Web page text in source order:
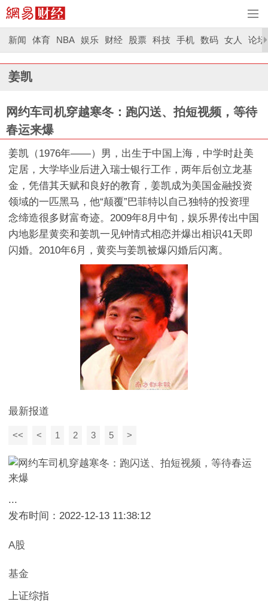
新闻 体育 NBA 娱乐 财经 股票 科技 手机 数码 女人 论坛
姜凯
网约车司机穿越寒冬：跑闪送、拍短视频，等待
春运来爆
姜凯（1976年——）男，出生于中国上海，中学时赴美
定居，大学毕业后进入瑞士银行工作，两年后创立龙基
金，凭借其天赋和良好的教育，姜凯成为美国金融投资
领域的一匹黑马，他“颠覆”巴菲特以自己独特的投资理
念缔造很多财富奇迹。2009年8月中旬，娱乐界传出中国
内地影星黄奕和姜凯一见钟情式相恋并爆出相识41天即
闪婚。2010年6月，黄奕与姜凯被爆闪婚后闪离。
最新报道
<< < 1 2 3 5 >
...
发布时间：2022-12-13 11:38:12
A股
基金
上证综指